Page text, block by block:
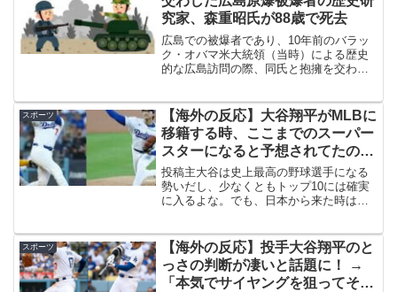
究家、森重昭氏が88歳で死去
広島での被爆者であり、10年前のバラッ
ク・オバマ米大統領（当時）による歴史
的な広島訪問の際、同氏と抱擁を交わし
の森氏は、1945年8月6日の米軍による攻
撃当時8歳...
スポーツ
【海外の反応】大谷翔平がMLBに
移籍する時、ここまでのスーパー
スターになると予想されてたの？
→ 「バッティングは高校生レベ
ルって言ってる奴がいたなｗ」
「すぐに打者か投手のどちらかに
投稿主大谷は史上最高の野球選手になる
勢いだし、少なくともトップ10には確実
に入るよな。でも、日本から来た時は、
ある「メジャーに挑戦する日本人選手」
の一人くらいの評価だっ...
スポーツ
【海外の反応】投手大谷翔平のと
っさの判断が凄いと話題に！ →
「本気でサイヤングを狙ってそう